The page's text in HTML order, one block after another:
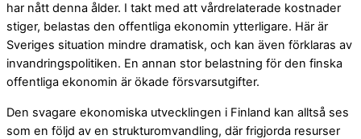
har nått denna ålder. I takt med att vårdrelaterade kostnader
stiger, belastas den offentliga ekonomin ytterligare. Här är
Sveriges situation mindre dramatisk, och kan även förklaras av
invandringspolitiken. En annan stor belastning för den finska
offentliga ekonomin är ökade försvarsutgifter.
Den svagare ekonomiska utvecklingen i Finland kan alltså ses
som en följd av en strukturomvandling, där frigjorda resurser